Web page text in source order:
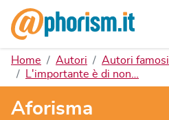
Home Autori Autori famosi
L'importante è di non…
Aforisma